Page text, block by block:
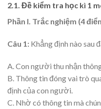
2.1. Đề kiểm tra học kì 1
Phần I. Trắc nghiệm (4
Câu 1: Khẳng định nào sau
A. Con người thu nhận
B. Thông tin đóng vai trò
định của con người.
C. Nhờ có thông tin mà